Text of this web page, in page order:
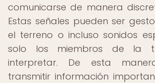
comunicarse de manera
Estas señales pueden ser
el terreno o incluso sonidos
solo los miembros de la
interpretar. De esta
transmitir información